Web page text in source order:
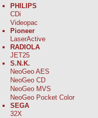
PHILIPS
CDi
Videopac
Pioneer
LaserActive
RADIOLA
JET25
S.N.K.
NeoGeo AES
NeoGeo CD
NeoGeo MVS
NeoGeo Pocket Color
SEGA
32X